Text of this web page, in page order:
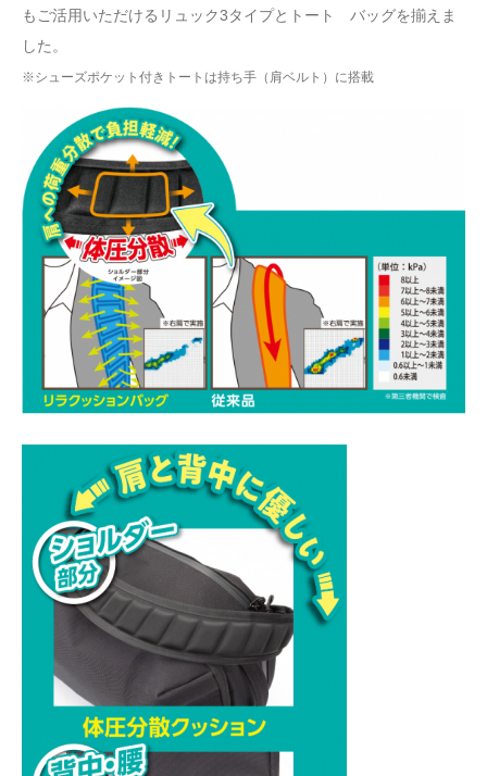
もご活用いただけるリュック3タイプとトート バッグを揃えま
した。
※シューズポケット付きトートは持ち手（肩ベルト）に搭載